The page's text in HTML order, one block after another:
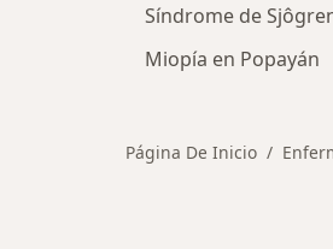
Síndrome de
Miopía en Popayán
Página De Inicio